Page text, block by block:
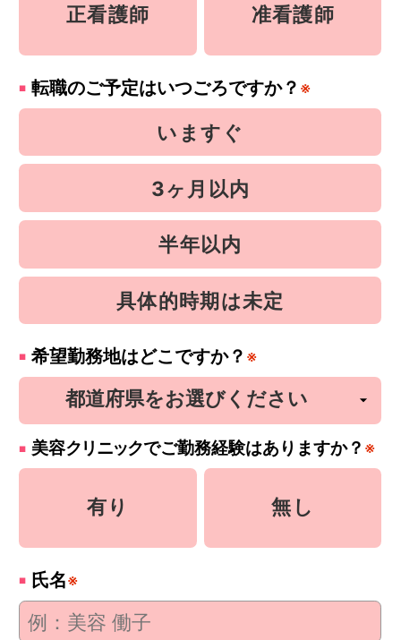
正看護師 准看護師
転職のご予定はいつごろですか？ ※
いますぐ
3ヶ月以内
半年以内
具体的時期は未定
希望勤務地はどこですか？ ※
美容クリニックでご勤務経験はありますか？ ※
有り 無し
氏名※